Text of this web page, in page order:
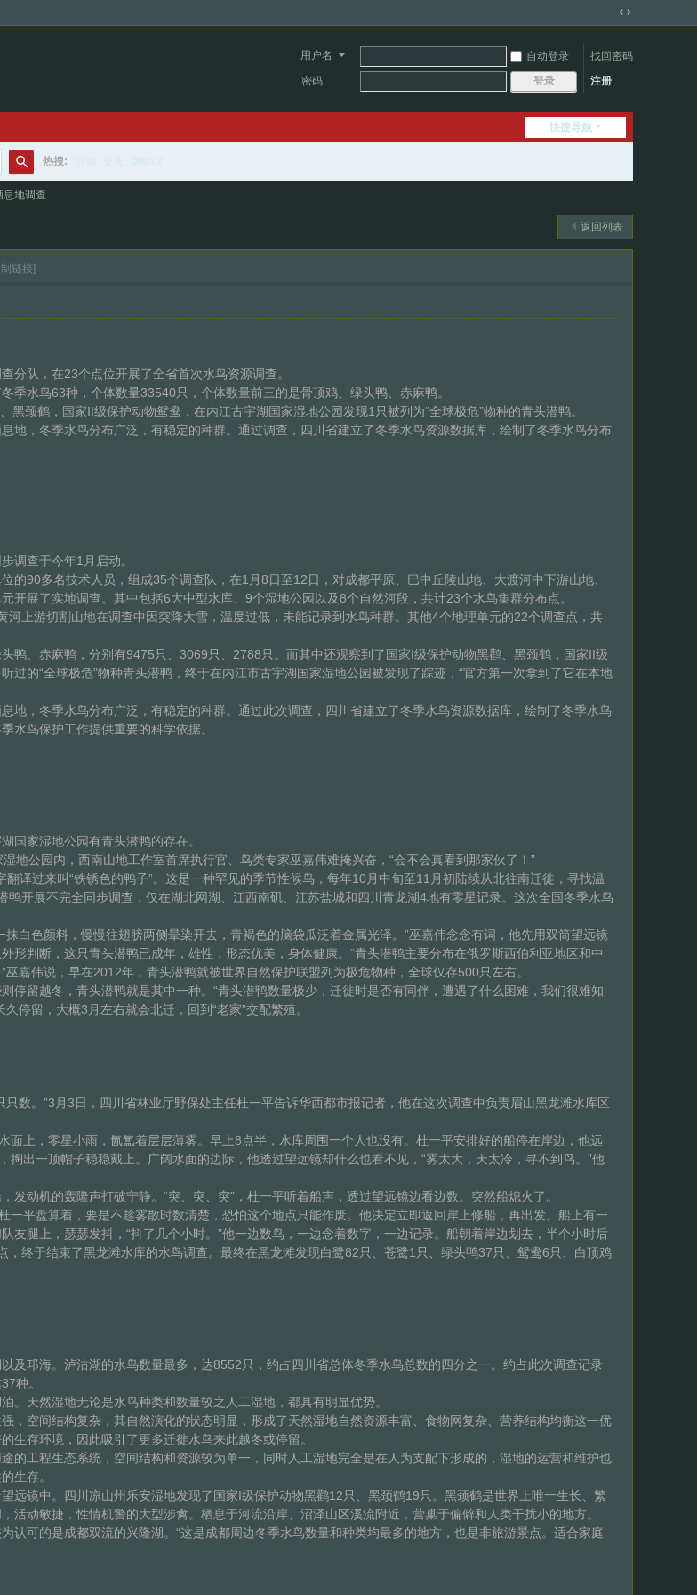
切
到
用户名 自动登录
找回密码
密码
登录 注册
快捷导航
搜
热搜: 交友 discuz
息地调查 ...
返回列表
链接]
队，在23个点位开展了全省首次水鸟资源调查。
水鸟63种，个体数量33540只，个体数量前三的是骨顶鸡、绿头鸭、赤麻鸭。
颈鹤，国家II级保护动物鸳鸯，在内江古宇湖国家湿地公园发现1只被列为“全球极危”物种的青头潜鸭。
，冬季水鸟分布广泛，有稳定的种群。通过调查，四川省建立了冬季水鸟资源数据库，绘制了冬季水鸟分布
查于今年1月启动。
90多名技术人员，组成35个调查队，在1月8日至12日，对成都平原、巴中丘陵山地、大渡河中下游山地、
开展了实地调查。其中包括6大中型水库、9个湿地公园以及8个自然河段，共计23个水鸟集群分布点。
上游切割山地在调查中因突降大雪，温度过低，未能记录到水鸟种群。其他4个地理单元的22个调查点，共
、赤麻鸭，分别有9475只、3069只、2788只。而其中还观察到了国家I级保护动物黑鹳、黑颈鹤，国家II级
过的“全球极危”物种青头潜鸭，终于在内江市古宇湖国家湿地公园被发现了踪迹，“官方第一次拿到了它在本地
，冬季水鸟分布广泛，有稳定的种群。通过此次调查，四川省建立了冬季水鸟资源数据库，绘制了冬季水鸟
水鸟保护工作提供重要的科学依据。
家湿地公园有青头潜鸭的存在。
公园内，西南山地工作室首席执行官、鸟类专家巫嘉伟难掩兴奋，“会不会真看到那家伙了！”
译过来叫“铁锈色的鸭子”。这是一种罕见的季节性候鸟，每年10月中旬至11月初陆续从北往南迁徙，寻找温
开展不完全同步调查，仅在湖北网湖、江西南矶、江苏盐城和四川青龙湖4地有零星记录。这次全国冬季水鸟
色颜料，慢慢往翅膀两侧晕染开去，青褐色的脑袋瓜泛着金属光泽。”巫嘉伟念念有词，他先用双筒望远镜
形判断，这只青头潜鸭已成年，雄性，形态优美，身体健康。“青头潜鸭主要分布在俄罗斯西伯利亚地区和中
嘉伟说，早在2012年，青头潜鸭就被世界自然保护联盟列为极危物种，全球仅存500只左右。
留越冬，青头潜鸭就是其中一种。“青头潜鸭数量极少，迁徙时是否有同伴，遭遇了什么困难，我们很难知
停留，大概3月左右就会北迁，回到“老家”交配繁殖。
。”3月3日，四川省林业厅野保处主任杜一平告诉华西都市报记者，他在这次调查中负责眉山黑龙滩水库区
上，零星小雨，氤氲着层层薄雾。早上8点半，水库周围一个人也没有。杜一平安排好的船停在岸边，他远
掏出一顶帽子稳稳戴上。广阔水面的边际，他透过望远镜却什么也看不见，“雾太大，天太冷，寻不到鸟。”他
动机的轰隆声打破宁静。“突、突、突”，杜一平听着船声，透过望远镜边看边数。突然船熄火了。
平盘算着，要是不趁雾散时数清楚，恐怕这个地点只能作废。他决定立即返回岸上修船，再出发。船上有一
友腿上，瑟瑟发抖，“抖了几个小时。”他一边数鸟，一边念着数字，一边记录。船朝着岸边划去，半个小时后
，终于结束了黑龙滩水库的水鸟调查。最终在黑龙滩发现白鹭82只、苍鹭1只、绿头鸭37只、鸳鸯6只、白顶鸡
邛海。泸沽湖的水鸟数量最多，达8552只，约占四川省总体冬季水鸟总数的四分之一。约占此次调查记录
种。
天然湿地无论是水鸟种类和数量较之人工湿地，都具有明显优势。
空间结构复杂，其自然演化的状态明显，形成了天然湿地自然资源丰富、食物网复杂、营养结构均衡这一优
生存环境，因此吸引了更多迁徙水鸟来此越冬或停留。
工程生态系统，空间结构和资源较为单一，同时人工湿地完全是在人为支配下形成的，湿地的运营和维护也
生存。
镜中。四川凉山州乐安湿地发现了国家I级保护动物黑鹳12只、黑颈鹤19只。黑颈鹤是世界上唯一生长、繁
活动敏捷，性情机警的大型涉禽。栖息于河流沿岸、沼泽山区溪流附近，营巢于偏僻和人类干扰小的地方。
可的是成都双流的兴隆湖。“这是成都周边冬季水鸟数量和种类均最多的地方，也是非旅游景点。适合家庭